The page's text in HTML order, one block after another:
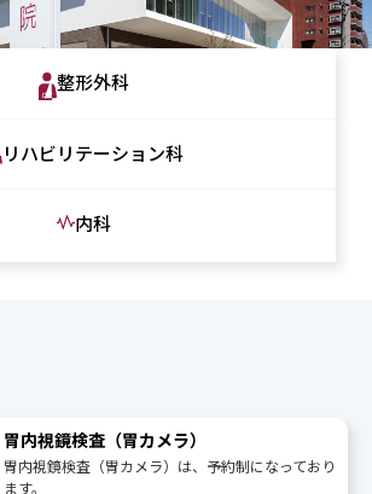
整形外科
リハビリテーション科
内科
胃内視鏡検査（胃カメラ）
胃内視鏡検査（胃カメラ）は、予約制になっており
ます。